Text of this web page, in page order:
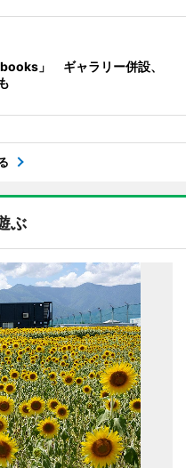
」 ギャラリー併設、
ぶ